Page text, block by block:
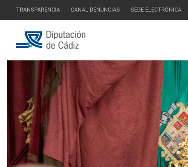
TRANSPARENCIA CANAL DENUNCIAS SEDE ELECTRÓNICA